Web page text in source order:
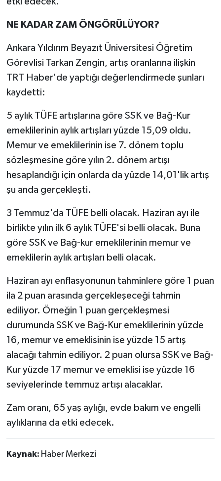
NE KADAR ZAM ÖNGÖRÜLÜYOR?
Ankara Yıldırım Beyazıt Üniversitesi Öğretim
Görevlisi Tarkan Zengin, artış oranlarına ilişkin
TRT Haber'de yaptığı değerlendirmede şunları
kaydetti:
5 aylık TÜFE artışlarına göre SSK ve Bağ-Kur
emeklilerinin aylık artışları yüzde 15,09 oldu.
Memur ve emeklilerinin ise 7. dönem toplu
sözleşmesine göre yılın 2. dönem artışı
hesaplandığı için onlarda da yüzde 14,01'lik artış
şu anda gerçekleşti.
3 Temmuz'da TÜFE belli olacak. Haziran ayı ile
birlikte yılın ilk 6 aylık TÜFE'si belli olacak. Buna
göre SSK ve Bağ-kur emeklilerinin memur ve
emeklilerin aylık artışları belli olacak.
Haziran ayı enflasyonunun tahminlere göre 1 puan
ila 2 puan arasında gerçekleşeceği tahmin
ediliyor. Örneğin 1 puan gerçekleşmesi
durumunda SSK ve Bağ-Kur emeklilerinin yüzde
16, memur ve emeklisinin ise yüzde 15 artış
alacağı tahmin ediliyor. 2 puan olursa SSK ve Bağ-
Kur yüzde 17 memur ve emeklisi ise yüzde 16
seviyelerinde temmuz artışı alacaklar.
Zam oranı, 65 yaş aylığı, evde bakım ve engelli
aylıklarına da etki edecek.
Kaynak: Haber Merkezi